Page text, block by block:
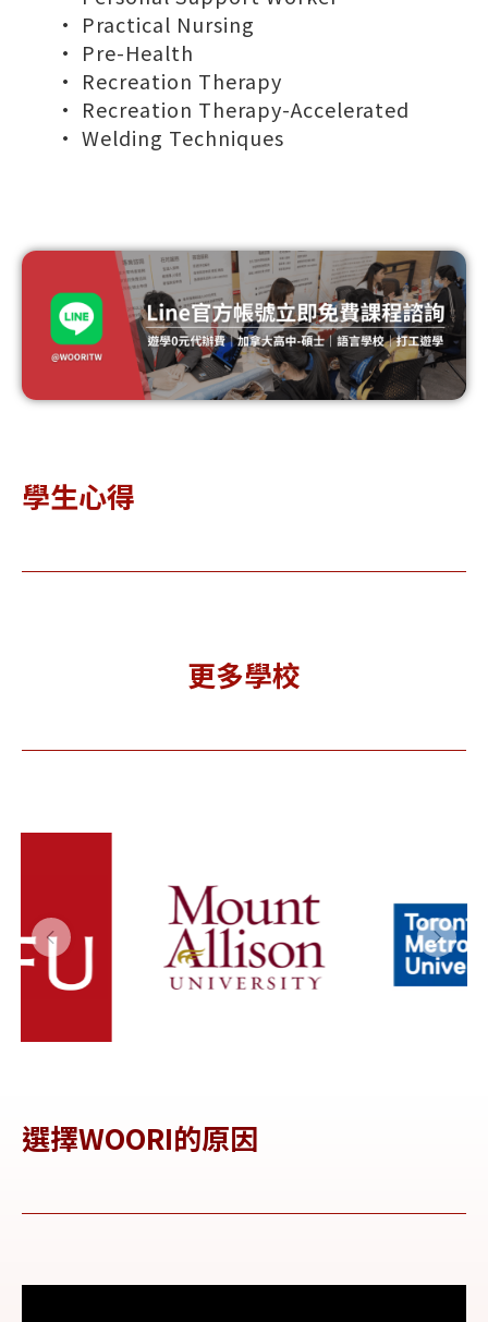
• Practical Nursing
• Pre-Health
• Recreation Therapy
• Recreation Therapy-Accelerated
• Welding Techniques
學生心得
更多學校
tan
大學
Universit
Guelph 貴
y
選擇WOORI的原因